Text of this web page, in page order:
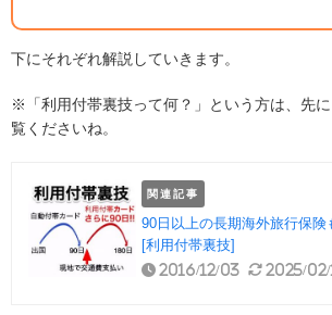
下にそれぞれ解説していきます。
※「利用付帯裏技って何？」という方は、先
覧くださいね。
関連記事
90日以上の長期海外旅行保
[利用付帯裏技]
2016/12/03 2025/02/